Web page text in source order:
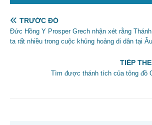
TRƯỚC ĐÓ
Đức Hồng Y Prosper Grech nhận xét rằng
ta rất nhiều trong cuộc khủng hoảng di dân tại
TIẾP
Tìm được thánh tích của tông đồ